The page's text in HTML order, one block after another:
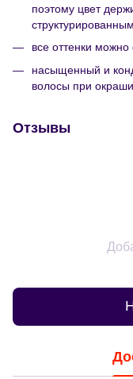
поэтому цвет
все оттенки
насыщенный и
волосы при
Отзывы